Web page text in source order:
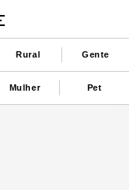
Rural Gente
Mulher Pet